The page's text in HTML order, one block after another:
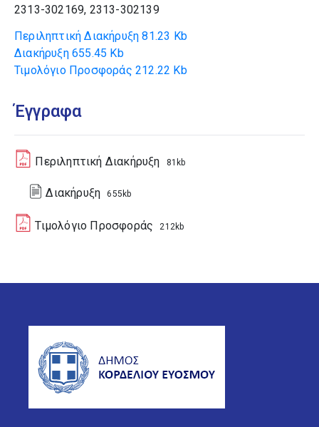
2313-302169, 2313-302139
Περιληπτική Διακήρυξη 81.23 Kb
Διακήρυξη655.45 Kb
Τιμολόγιο Προσφοράς 212.22 Kb
Έγγραφα
Περιληπτική Διακήρυξη 81kb
Διακήρυξη 655kb
Τιμολόγιο Προσφοράς 212kb